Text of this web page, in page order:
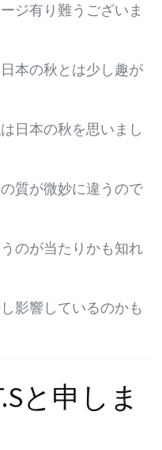
ジ有り難うございま
本の秋とは少し趣が
日本の秋を思いまし
質が微妙に違うので
のが当たりかも知れ
影響しているのかも
と申しま